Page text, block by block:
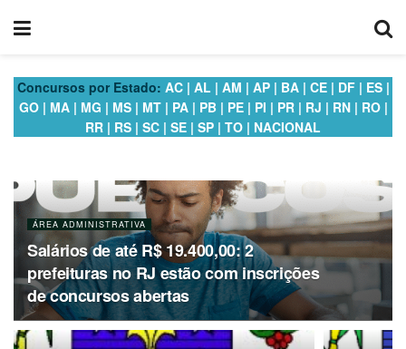
Concursos por Estado: AC| AL | AM | AP| BA| CE| DF| ES|
GO| MA| MG | MS| MT| PA| PB| PE| PI | PR| RJ | RN| RO|
RR | RS | SC | SE | SP | TO | NACIONAL
ÁREA ADMINISTRATIVA
Salários de até R$ 19.400,00: 2
prefeituras no RJ estão com inscrições
de concursos abertas